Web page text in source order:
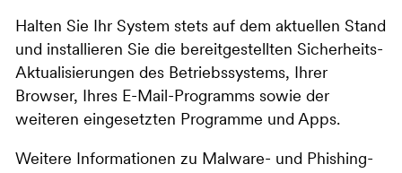
Halten Sie Ihr System stets auf dem aktuellen Stand
und installieren Sie die bereitgestellten Sicherheits-
Aktualisierungen des Betriebssystems, Ihrer
Browser, Ihres E-Mail-Programms sowie der
weiteren eingesetzten Programme und Apps.
Weitere Informationen zu Malware- und Phishing-